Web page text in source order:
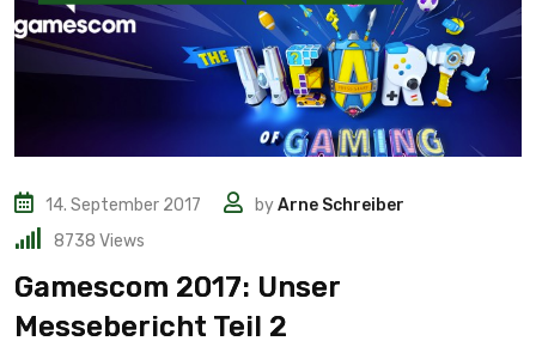
14. September 2017 byArne Schreiber
8738 Views
Gamescom 2017: Unser
Messebericht Teil 2